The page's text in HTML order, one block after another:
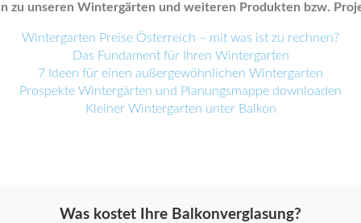
zu unseren Wintergärten und weiteren Produkten bzw.
Wintergarten Preise Österreich – mit was ist zu rechnen?
Das Fundament für Ihren Wintergarten
7 Ideen für einen außergewöhnlichen Wintergarten
Prospekte Wintergärten und Planungsmappe downloaden
Kleiner Wintergarten unter Balkon
Was kostet Ihre Balkonverglasung?